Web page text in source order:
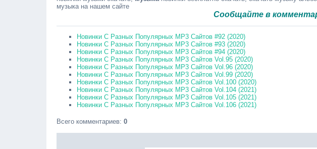
музыка на нашем сайте
Сообщайте в комментарияхо
Новинки С Разных Популярных MP3 Сайтов #92 (2020)
Новинки С Разных Популярных MP3 Сайтов #93 (2020)
Новинки С Разных Популярных MP3 Сайтов #94 (2020)
Новинки С Разных Популярных MP3 Сайтов Vol.95 (2020)
Новинки С Разных Популярных MP3 Сайтов Vol.96 (2020)
Новинки С Разных Популярных MP3 Сайтов Vol.99 (2020)
Новинки С Разных Популярных MP3 Сайтов Vol.100 (2020)
Новинки С Разных Популярных MP3 Сайтов Vol.104 (2021)
Новинки С Разных Популярных MP3 Сайтов Vol.105 (2021)
Новинки С Разных Популярных MP3 Сайтов Vol.106 (2021)
Всего комментариев: 0